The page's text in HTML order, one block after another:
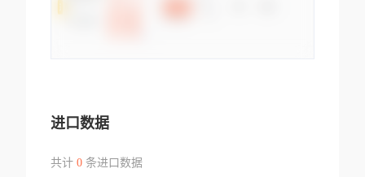
进口数据
共计 0条进口数据